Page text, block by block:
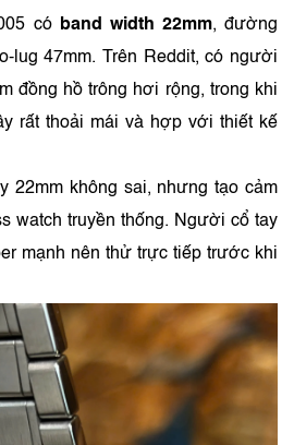
điểm gây tranh luận nhiều. Grand
có
band width 22mm
, đường
lug 47mm. Trên Reddit, có người
đồng hồ trông hơi rộng, trong khi
22mm không sai, nhưng tạo cảm
watch truyền thống. Người cổ tay
mạnh nên thử trực tiếp trước khi